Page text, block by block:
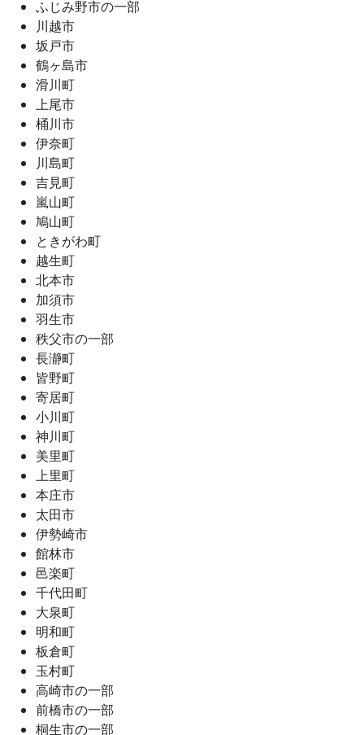
ふじみ野市の一部
川越市
坂戸市
鶴ヶ島市
滑川町
上尾市
桶川市
伊奈町
川島町
吉見町
嵐山町
鳩山町
ときがわ町
越生町
北本市
加須市
羽生市
秩父市の一部
長瀞町
皆野町
寄居町
小川町
神川町
美里町
上里町
本庄市
太田市
伊勢崎市
館林市
邑楽町
千代田町
大泉町
明和町
板倉町
玉村町
高崎市の一部
前橋市の一部
桐生市の一部